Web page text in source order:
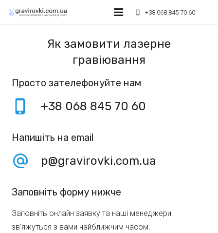
УФ друк на сувенірах
Оптовикам та агентствам
Лазерне різання матеріалів
phone_iphone +38 068 845 70 60
Як замовити лазерне
гравіювання
Просто зателефонуйте нам
phone_iphone +38 068 845 70 60
Напишіть на email
alternate_email p@gravirovki.com.ua
Заповніть форму нижче
Заповніть онлайн заявку та наші менеджери
зв'яжуться з вами найближчим часом.